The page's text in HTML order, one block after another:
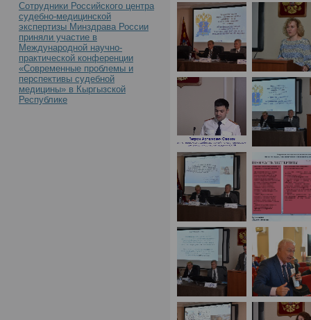
Сотрудники Российского центра
судебно-медицинской
экспертизы Минздрава России
приняли участие в
Международной научно-
практической конференции
«Современные проблемы и
перспективы судебной
медицины» в Кыргызской
Республике